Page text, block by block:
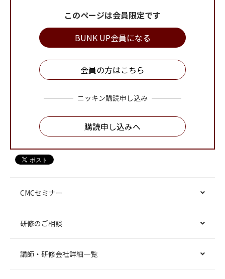
このページは会員限定です
BUNK UP会員になる
会員の方はこちら
ニッキン購読申し込み
購読申し込みへ
CMCセミナー
研修のご相談
講師・研修会社詳細一覧